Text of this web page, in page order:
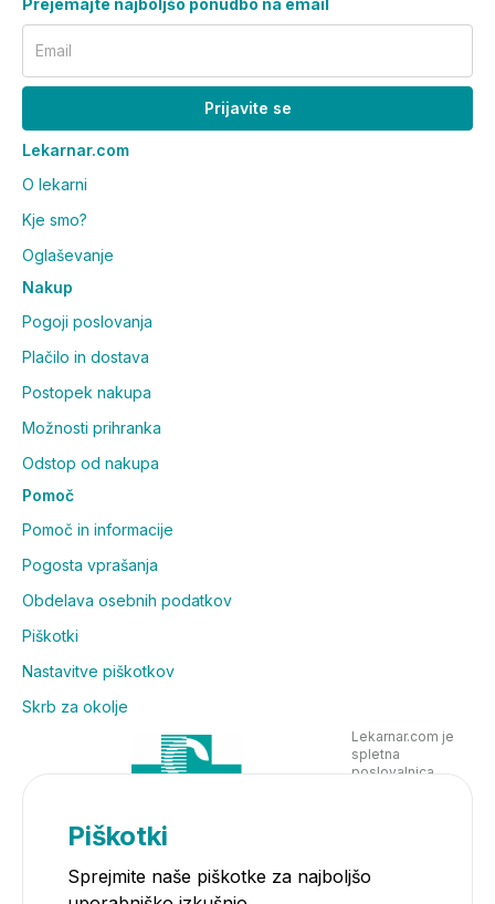
Prejemajte najboljšo ponudbo na email
Email
Prijavite se
Lekarnar.com
O lekarni
Kje smo?
Oglaševanje
Nakup
Pogoji poslovanja
Plačilo in dostava
Postopek nakupa
Možnosti prihranka
Odstop od nakupa
Pomoč
Pomoč in informacije
Pogosta vprašanja
Obdelava osebnih podatkov
Piškotki
Nastavitve piškotkov
Skrb za okolje
Lekarnar.com je
spletna
poslovalnica
Piškotki
Sprejmite naše piškotke za najboljšo